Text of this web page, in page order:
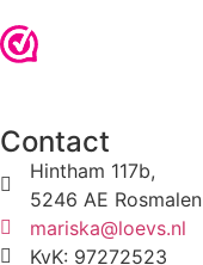
Contact
Hintham 117b,
5246 AE Rosmalen
mariska@loevs.nl
KvK: 97272523